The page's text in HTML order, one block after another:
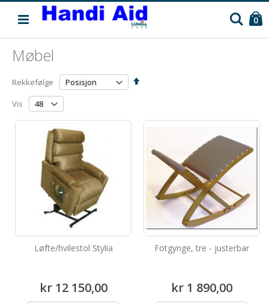
0
Søk
Møbel
Rekkefølge
Angi
Vis
Løfte/hvilestol Stylia
kr 12 150,00
Fotgynge, tre - justerbar
kr 1 890,00